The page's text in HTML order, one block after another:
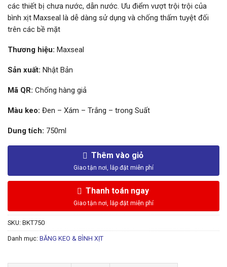
các thiết bị chưa nước, dẫn nước. Ưu điểm vượt trội trội của
bình xịt Maxseal là dễ dàng sử dụng và chống thấm tuyệt đối
trên các bề mặt
Thương hiệu: Maxseal
Sản xuất: Nhật Bản
Mã QR: Chống hàng giả
Màu keo: Đen – Xám – Trắng – trong Suất
Dung tích: 750ml
Thêm vào giỏ
Thanh toán ngay
SKU: BKT750
Danh mục: BĂNG KEO & BÌNH XỊT